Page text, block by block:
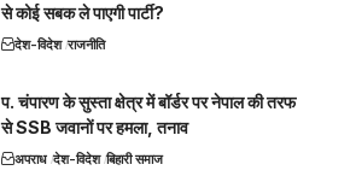
से कोई सबक ले पाएगी पार्टी?
देश-विदेश राजनीति
प. चंपारण के सुस्ता क्षेत्र में बॉर्डर पर नेपाल की तरफ
से SSB जवानों पर हमला, तनाव
अपराध देश-विदेश बिहारी समाज